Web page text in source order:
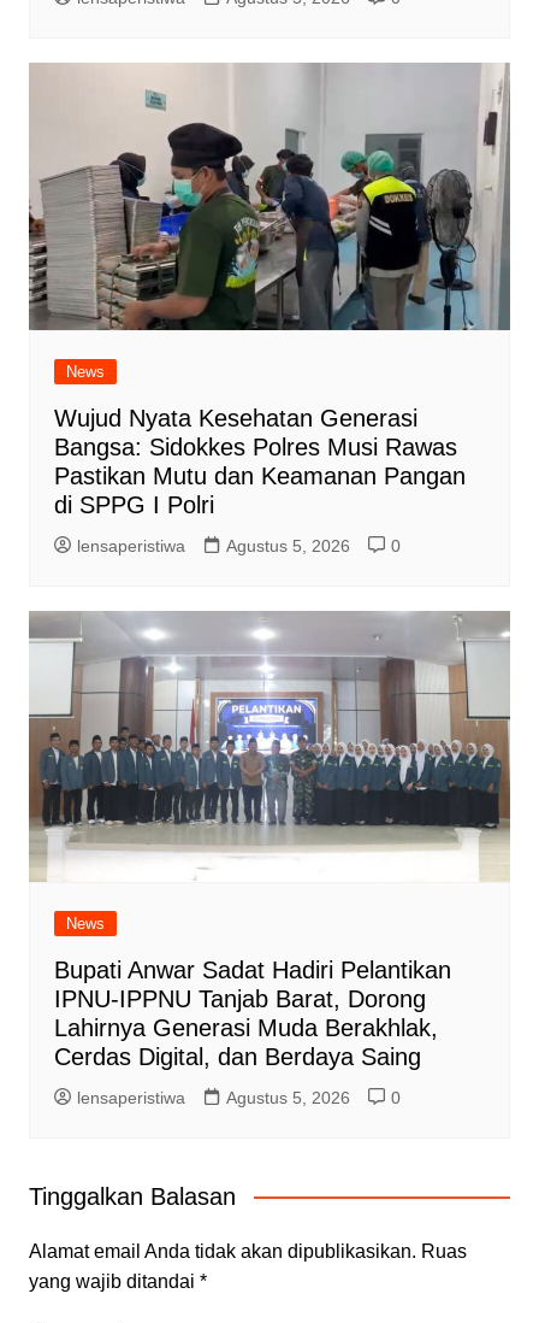
News
Wujud Nyata Kesehatan Generasi
Bangsa: Sidokkes Polres Musi Rawas
Pastikan Mutu dan Keamanan Pangan
di SPPG I Polri
lensaperistiwa Agustus 5, 2026 0
News
Bupati Anwar Sadat Hadiri Pelantikan
IPNU-IPPNU Tanjab Barat, Dorong
Lahirnya Generasi Muda Berakhlak,
Cerdas Digital, dan Berdaya Saing
lensaperistiwa Agustus 5, 2026 0
Tinggalkan Balasan
Alamat email Anda tidak akan dipublikasikan. Ruas
yang wajib ditandai *